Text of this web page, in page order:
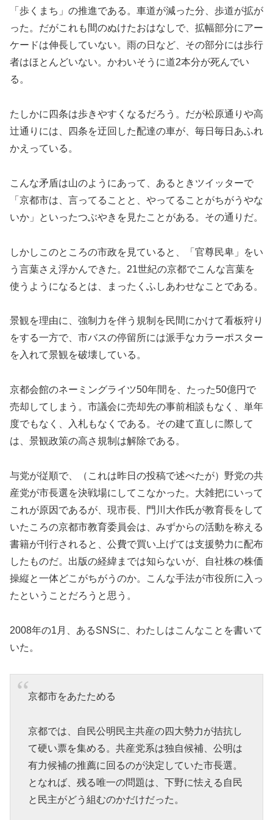
「歩くまち」の推進である。車道が減った分、歩道が拡が
った。だがこれも間のぬけたおはなしで、拡幅部分にアー
ケードは伸長していない。雨の日など、その部分には歩行
者はほとんどいない。かわいそうに道2本分が死んでい
る。
たしかに四条は歩きやすくなるだろう。だが松原通りや高
辻通りには、四条を迂回した配達の車が、毎日毎日あふれ
かえっている。
こんな矛盾は山のようにあって、あるときツイッターで
「京都市は、言ってることと、やってることがちがうやな
いか」といったつぶやきを見たことがある。その通りだ。
しかしこのところの市政を見ていると、「官尊民卑」をい
う言葉さえ浮かんできた。21世紀の京都でこんな言葉を
使うようになるとは、まったくふしあわせなことである。
景観を理由に、強制力を伴う規制を民間にかけて看板狩り
をする一方で、市バスの停留所には派手なカラーポスター
を入れて景観を破壊している。
京都会館のネーミングライツ50年間を、たった50億円で
売却してしまう。市議会に売却先の事前相談もなく、単年
度でもなく、入札もなくである。その建て直しに際して
は、景観政策の高さ規制は解除である。
与党が従順で、（これは昨日の投稿で述べたが）野党の共
産党が市長選を決戦場にしてこなかった。大雑把にいって
これが原因であるが、現市長、門川大作氏が教育長をして
いたころの京都市教育委員会は、みずからの活動を称える
書籍が刊行されると、公費で買い上げては支援勢力に配布
したものだ。出版の経緯までは知らないが、自社株の株価
操縦と一体どこがちがうのか。こんな手法が市役所に入っ
たということだろうと思う。
2008年の1月、あるSNSに、わたしはこんなことを書いて
いた。
京都市をあたためる
京都では、自民公明民主共産の四大勢力が拮抗し
て硬い票を集める。共産党系は独自候補、公明は
有力候補の推薦に回るのが決定していた市長選。
となれば、残る唯一の問題は、下野に怯える自民
と民主がどう組むのかだけだった。